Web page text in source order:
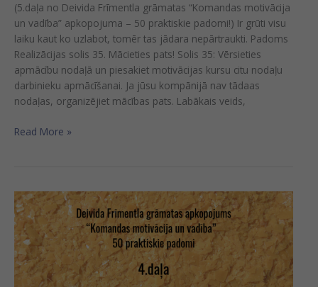
(5.daļa no Deivida Frīmentla grāmatas “Komandas motivācija
un vadība” apkopojuma – 50 praktiskie padomi!) Ir grūti visu
laiku kaut ko uzlabot, tomēr tas jādara nepārtraukti. Padoms
Realizācijas solis 35. Mācieties pats! Solis 35: Vērsieties
apmācību nodaļā un piesakiet motivācijas kursu citu nodaļu
darbinieku apmācīšanai. Ja jūsu kompānijā nav tādaas
nodaļas, organizējiet mācības pats. Labākais veids,
Read More »
4.daļa:
Komandas
gars